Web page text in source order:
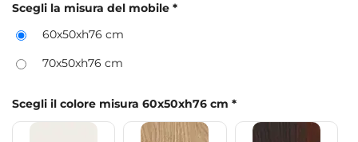
Scegli la misura del mobile *
60x50xh76 cm
70x50xh76 cm
Scegli il colore misura 60x50xh76 cm *